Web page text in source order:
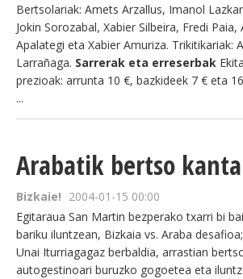
Bertsolariak: Amets Arzallus, Imanol
Jokin Sorozabal, Xabier Silbeira, Fredi
Apalategi eta Xabier Amuriza. Trikitikariak:
Larrañaga. Sarrerak eta erreserbak
prezioak: arrunta 10 €, bazkideek 7 € eta
...
Arabatik bertso
Bizkaie! 2004-01-15 00:00
Egitaraua San Martin bezperako txarri bi
bariku iluntzean, Bizkaia vs. Araba
Unai Iturriagagaz berbaldia, arrastian
autogestinoari buruzko gogoetea eta